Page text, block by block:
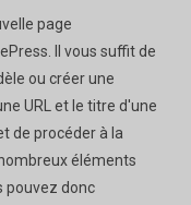
page
Il vous suffit de
ou créer une
URL et le titre d'une
de procéder à la
éléments
pouvez donc